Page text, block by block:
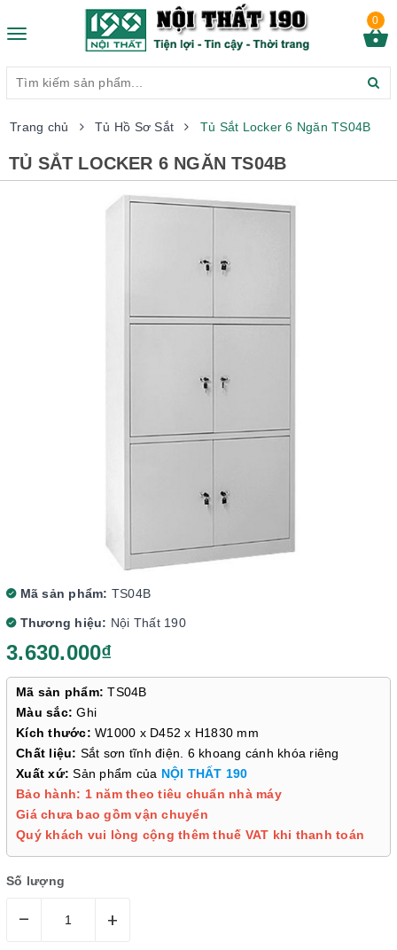
Toggle
0
Trang chủ Tủ Hồ Sơ Sắt Tủ Sắt Locker 6 Ngăn TS04B
TỦ SẮT LOCKER 6 NGĂN TS04B
Mã sản phẩm: TS04B
Thương hiệu: Nội Thất 190
3.630.000₫
Mã sản phẩm: TS04B
Màu sắc: Ghi
Kích thước: W1000 x D452 x H1830 mm
Chất liệu: Sắt sơn tĩnh điện. 6 khoang cánh khóa riêng
Xuất xứ: Sản phẩm của NỘI THẤT 190
Bảo hành: 1 năm theo tiêu chuẩn nhà máy
Giá chưa bao gồm vận chuyển
Quý khách vui lòng cộng thêm thuế VAT khi thanh toán
Số lượng
– +